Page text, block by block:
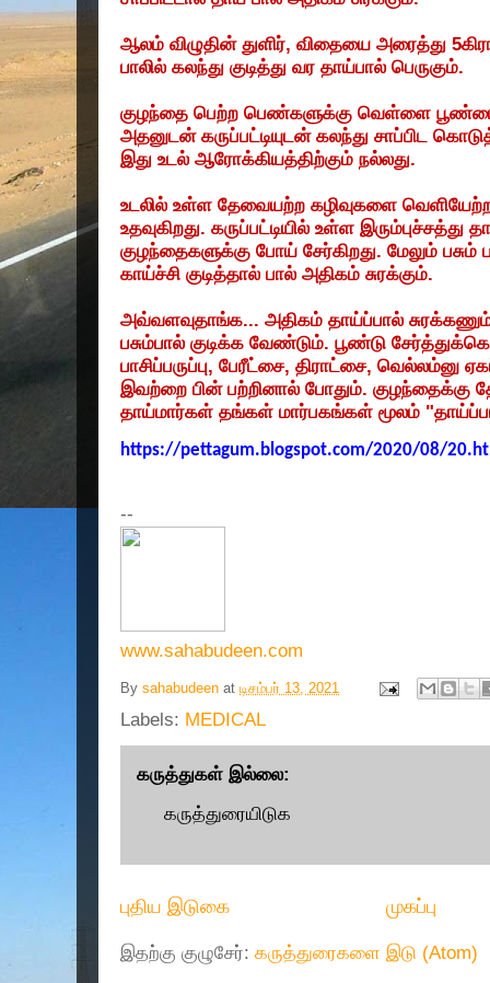
ஆலம் விழுதின் துளிர், விதையை அரைத்து 5
பாலில் கலந்து குடித்து வர தாய்பால் பெருகும்.
குழந்தை பெற்ற பெண்களுக்கு வெள்ளை
அதனுடன் கருப்பட்டியுடன் கலந்து சாப்பிட
இது உடல் ஆரோக்கியத்திற்கும் நல்லது.
உடலில் உள்ள தேவையற்ற கழிவுகளை
உதவுகிறது. கருப்பட்டியில் உள்ள இரும்புச்சத்து
குழந்தைகளுக்கு போய் சேர்கிறது. மேலும் பசும்
காய்ச்சி குடித்தால் பால் அதிகம் சுரக்கும்.
அவ்வளவுதாங்க... அதிகம் தாய்ப்பால்
பசும்பால் குடிக்க வேண்டும். பூண்டு
பாசிப்பருப்பு, பேரீட்சை, திராட்சை, வெல்லம்னு
இவற்றை பின் பற்றினால் போதும். குழந்தைக்கு
தாய்மார்கள் தங்கள் மார்பகங்கள் மூலம் "
https://pettagum.blogspot.com/2020/08/
--
www.sahabudeen.com
By sahabudeen at டிசம்பர் 13, 2021
Labels: MEDICAL
கருத்துகள் இல்லை:
கருத்துரையிடுக
புதிய இடுகை முகப்பு
இதற்கு குழுசேர்: கருத்துரைகளை இடு (Atom)